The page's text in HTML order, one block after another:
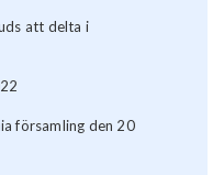
att delta i
församling den 20